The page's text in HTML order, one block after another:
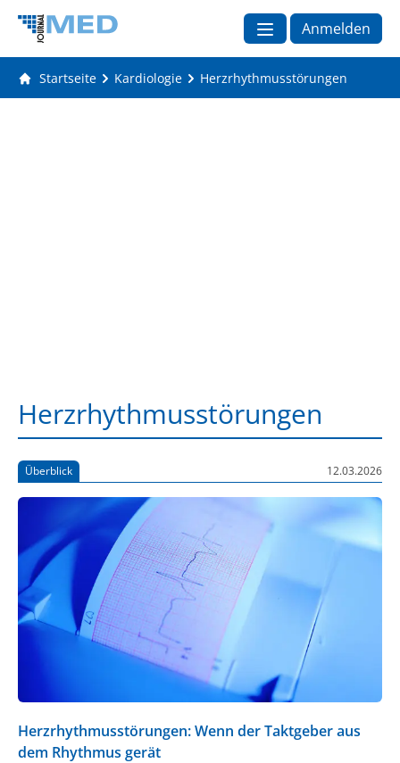
Anmelden
Startseite Kardiologie Herzrhythmusstörungen
Herzrhythmusstörungen
Überblick 12.03.2026
Herzrhythmusstörungen: Wenn der Taktgeber aus
dem Rhythmus gerät